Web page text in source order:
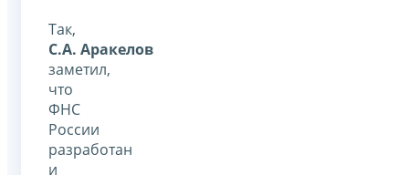
Так,
С.А. Аракелов
заметил,
что
ФНС
России
разработан
и